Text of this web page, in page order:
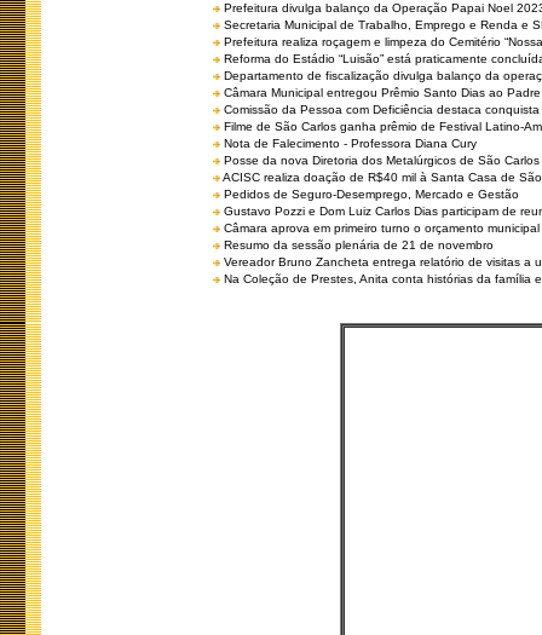
Prefeitura divulga balanço da Operação Papai Noel
Secretaria Municipal de Trabalho, Emprego e Renda e
Prefeitura realiza roçagem e limpeza do Cemitério
Reforma do Estádio “Luisão” está praticamente
Departamento de fiscalização divulga balanço da
Câmara Municipal entregou Prêmio Santo Dias ao
Comissão da Pessoa com Deficiência destaca
Filme de São Carlos ganha prêmio de Festival Latino-
Nota de Falecimento - Professora Diana Cury
Posse da nova Diretoria dos Metalúrgicos de São
ACISC realiza doação de R$40 mil à Santa Casa de
Pedidos de Seguro-Desemprego, Mercado e Gestão
Gustavo Pozzi e Dom Luiz Carlos Dias participam de
Câmara aprova em primeiro turno o orçamento
Resumo da sessão plenária de 21 de novembro
Vereador Bruno Zancheta entrega relatório de visitas a
Na Coleção de Prestes, Anita conta histórias da família